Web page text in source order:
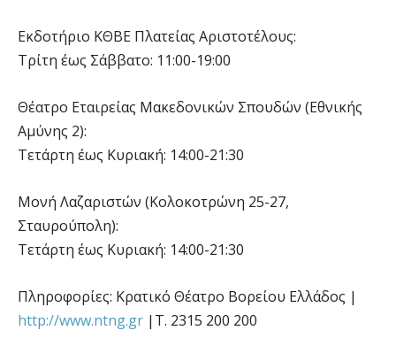
Εκδοτήριο ΚΘΒΕ Πλατείας Αριστοτέλους:
Τρίτη έως Σάββατο: 11:00-19:00
Θέατρο Εταιρείας Μακεδονικών Σπουδών (Εθνικής
Αμύνης 2):
Τετάρτη έως Κυριακή: 14:00-21:30
Μονή Λαζαριστών (Κολοκοτρώνη 25-27,
Σταυρούπολη):
Τετάρτη έως Κυριακή: 14:00-21:30
Πληροφορίες: Κρατικό Θέατρο Βορείου Ελλάδος |
http://www.ntng.gr |Τ. 2315 200 200